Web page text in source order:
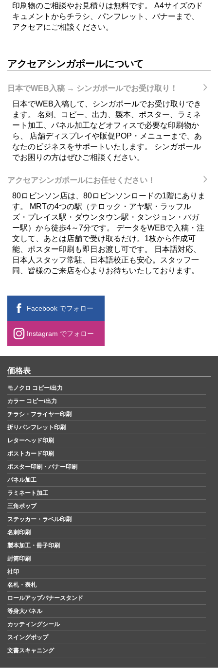
印刷物のご相談やお見積りは無料です。 A4サイズのド
キュメントからチラシ、パンフレット、バナーまで、
アクセアにご相談ください。
アクセアシンガポールについて
日本でWEB入稿 → シンガポールでお受け取り！
日本でWEB入稿して、シンガポールでお受け取りでき
ます。 名刺、コピー、出力、製本、ポスター、ラミネ
ート加工、パネル加工などオフィスで必要な印刷物か
ら、 店舗ディスプレイや販促POP・メニューまで、あ
なたのビジネスをサポートいたします。 シンガポール
でお困りの方はぜひご相談ください。
アクセアシンガポールにお任せください！
80ロビンソン店は、80ロビンソンロードの1階にありま
す。 MRTの4つの駅（テロック・アヤ駅・ラッフル
ズ・プレイス駅・ダウンタウン駅・タンジョン・パガ
ー駅）から徒歩4～7分です。 データをWEBで入稿・注
文して、あとは店舗で受け取るだけ。1枚から作成可
能、ポスター印刷も即日お渡し可です。 日本語対応、
日本人スタッフ常駐、日本語校正も安心。スタッフ一
同、皆様のご来店を心よりお待ちいたしております。
Facebook でフォロー
Instagram でフォロー
価格表
モノクロ コピー/出力
カラー コピー/出力
チラシ・フライヤー印刷
折りパンフレット印刷
レターヘッド印刷
ポストカード印刷
ポスター印刷・バナー印刷
パネル加工
ラミネート加工
三角ポップ
ステッカー・ラベル印刷
名刺印刷
製本加工・冊子印刷
封筒印刷
社印
名札・表札
ロールアップバナースタンド
等身大パネル
カッティングシール
スイングポップ
文書スキャニング